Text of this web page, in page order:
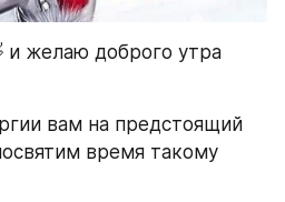
и желаю доброго утра
вам на предстоящий
время такому